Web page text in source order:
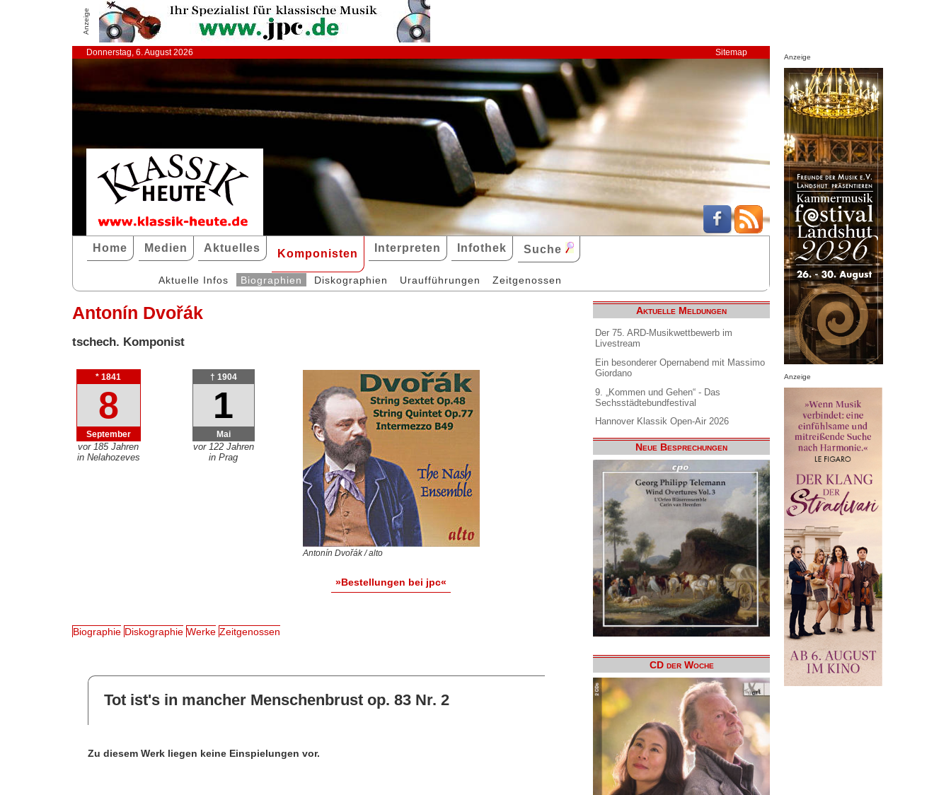
Anzeige
Donnerstag, 6. August 2026 Sitemap
Home Medien Aktuelles Komponisten Interpreten Infothek Suche
Aktuelle Infos Biographien Diskographien Uraufführungen Zeitgenossen
Antonín Dvořák
tschech. Komponist
* 1841
8
September
vor 185 Jahren
in Nelahozeves
† 1904
1
Mai
vor 122 Jahren
in Prag
Antonín Dvořák / alto
»Bestellungen bei jpc«
Biographie Diskographie Werke Zeitgenossen
Tot ist's in mancher Menschenbrust op. 83 Nr. 2
Zu diesem Werk liegen keine Einspielungen vor.
Aktuelle Meldungen
Der 75. ARD-Musikwettbewerb im
Livestream
Ein besonderer Opernabend mit Massimo
Giordano
9. „Kommen und Gehen“ - Das
Sechsstädtebundfestival
Hannover Klassik Open-Air 2026
Neue Besprechungen
CD der Woche
Anzeige
Anzeige